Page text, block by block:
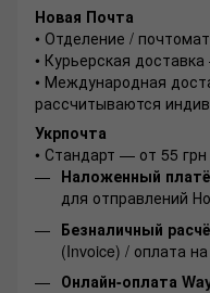
Новая Почта
• Отделение /
• Курьерская
• Международная
рассчитываются
Укрпочта
• Стандарт — от 55
Наложенный
для отправлений
Безналичный
(Invoice) / оплата
Онлайн-оплата